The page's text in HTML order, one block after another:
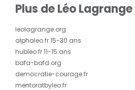
Plus de Léo Lagrange
leolagrange.org
alphaleo.fr 15-30 ans
hubleo.fr 11-15 ans
bafa-bafd.org
democratie-courage.fr
mentoratbyleo.fr